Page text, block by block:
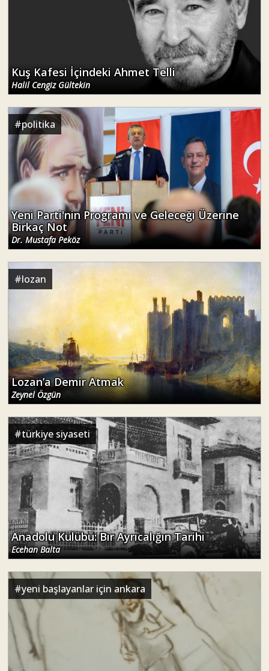
Kuş Kafesi İçindeki Ahmet Telli
Halil Cengiz Gültekin
#politika
Yeni Parti'nin Programı ve Geleceği Üzerine
Birkaç Not
Dr. Mustafa Peköz
#lozan
Lozan’a Demir Atmak
Zeynel Özgün
#türkiye siyaseti
Anadolu Kulübü: Bir Ayrıcalığın Tarihi
Ecehan Balta
#yeni başlayanlar için ankara